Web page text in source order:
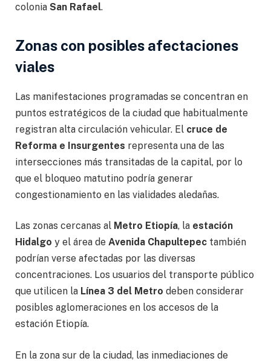
colonia San Rafael.
Zonas con posibles afectaciones
viales
Las manifestaciones programadas se concentran en
puntos estratégicos de la ciudad que habitualmente
registran alta circulación vehicular. El cruce de
Reforma e Insurgentes representa una de las
intersecciones más transitadas de la capital, por lo
que el bloqueo matutino podría generar
congestionamiento en las vialidades aledañas.
Las zonas cercanas al Metro Etiopía, la estación
Hidalgo y el área de Avenida Chapultepec también
podrían verse afectadas por las diversas
concentraciones. Los usuarios del transporte público
que utilicen la Línea 3 del Metro deben considerar
posibles aglomeraciones en los accesos de la
estación Etiopía.
En la zona sur de la ciudad, las inmediaciones de